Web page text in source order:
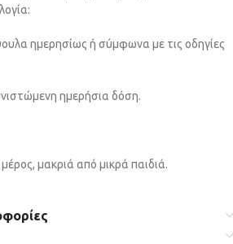
ημερησίως ή σύμφωνα με τις οδηγίες
ημερήσια δόση.
μακριά από μικρά παιδιά.